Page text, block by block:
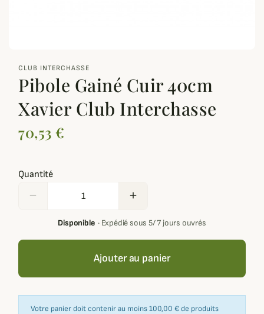
CLUB INTERCHASSE
Pibole Gainé Cuir 40cm
Xavier Club Interchasse
70,53 €
Quantité
remove add
Disponible· Expédié sous 5/ 7 jours ouvrés
Ajouter au panier
Votre panier doit contenir au moins 100,00 € de produits